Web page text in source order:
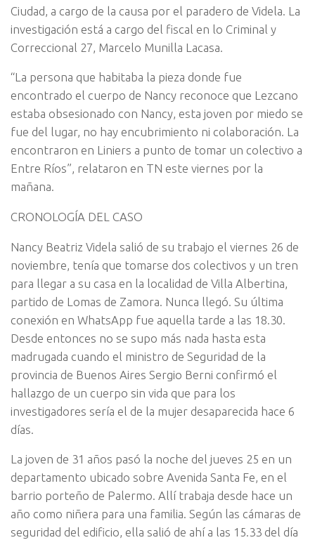
Ciudad, a cargo de la causa por el paradero de Videla. La
investigación está a cargo del fiscal en lo Criminal y
Correccional 27, Marcelo Munilla Lacasa.
“La persona que habitaba la pieza donde fue
encontrado el cuerpo de Nancy reconoce que Lezcano
estaba obsesionado con Nancy, esta joven por miedo se
fue del lugar, no hay encubrimiento ni colaboración. La
encontraron en Liniers a punto de tomar un colectivo a
Entre Ríos”, relataron en TN este viernes por la
mañana.
CRONOLOGÍA DEL CASO
Nancy Beatriz Videla salió de su trabajo el viernes 26 de
noviembre, tenía que tomarse dos colectivos y un tren
para llegar a su casa en la localidad de Villa Albertina,
partido de Lomas de Zamora. Nunca llegó. Su última
conexión en WhatsApp fue aquella tarde a las 18.30.
Desde entonces no se supo más nada hasta esta
madrugada cuando el ministro de Seguridad de la
provincia de Buenos Aires Sergio Berni confirmó el
hallazgo de un cuerpo sin vida que para los
investigadores sería el de la mujer desaparecida hace 6
días.
La joven de 31 años pasó la noche del jueves 25 en un
departamento ubicado sobre Avenida Santa Fe, en el
barrio porteño de Palermo. Allí trabaja desde hace un
año como niñera para una familia. Según las cámaras de
seguridad del edificio, ella salió de ahí a las 15.33 del día